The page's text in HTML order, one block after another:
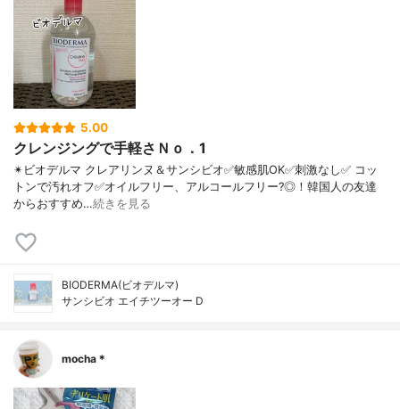
5.00
クレンジングで手軽さＮｏ．1
✴ビオデルマ クレアリンヌ＆サンシビオ ✅敏感肌OK ✅刺激なし ✅ コッ
トンで汚れオフ ✅オイルフリー、アルコールフリー?◎！ 韓国人の友達
からおすすめ…続きを見る
BIODERMA(ビオデルマ)
サンシビオ エイチツーオー D
mocha＊